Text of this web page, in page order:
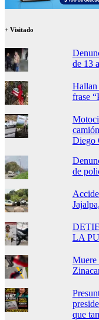
+ Visitado
de 13
Hallan
frase
Diego
de
LA
Muere
que